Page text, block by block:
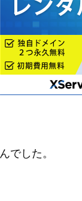
でした。